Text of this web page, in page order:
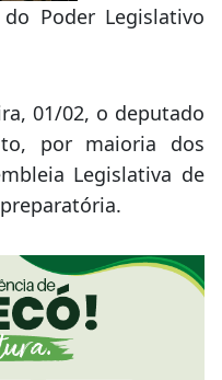
Poder Legislativo
01/02, o deputado
por maioria dos
Legislativa de